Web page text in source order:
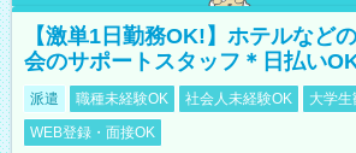
【激単1日勤務OK!】ホテルなど
会のサポートスタッフ＊日払い
派遣 職種未経験OK 社会人未経験OK 大学生
WEB登録・面接OK